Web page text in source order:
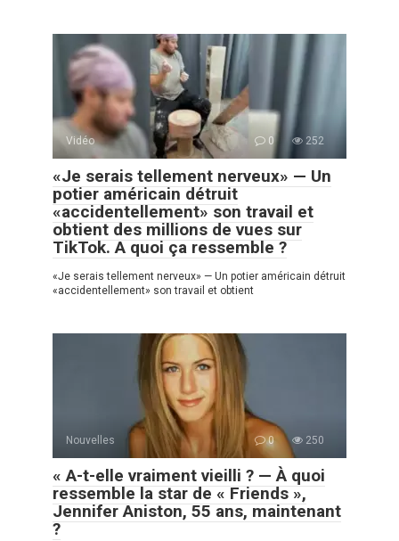
Vidéo 0 252
«Je serais tellement nerveux» — Un
potier américain détruit
«accidentellement» son travail et
obtient des millions de vues sur
TikTok. A quoi ça ressemble ?
«Je serais tellement nerveux» — Un potier américain détruit
«accidentellement» son travail et obtient
Nouvelles 0 250
« A-t-elle vraiment vieilli ? — À quoi
ressemble la star de « Friends »,
Jennifer Aniston, 55 ans, maintenant
?